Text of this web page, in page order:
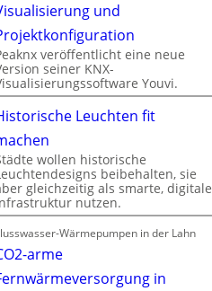
und
veröffentlicht eine neue
seiner KNX-
Youvi.
Leuchten fit
wollen historische
beibehalten, sie
gleichzeitig als smarte, digitale
nutzen.
Wärmepumpen in der Lahn
arme
in